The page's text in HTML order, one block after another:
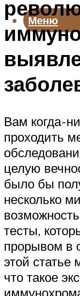
Меню
Вам когда-
проходить
целую
было бы
несколько
тесты,
прорывом в
этой статье
что такое